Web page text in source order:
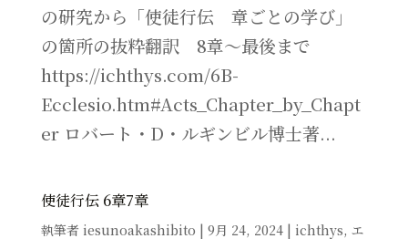
の研究から「使徒行伝 章ごとの学び」
の箇所の抜粋翻訳 8章～最後まで
https://ichthys.com/6B-
Ecclesio.htm#Acts_Chapter_by_Chapt
er ロバート・D・ルギンビル博士著...
使徒行伝 6章7章
執筆者 iesunoakashibito | 9月 24, 2024| ichthys, エ